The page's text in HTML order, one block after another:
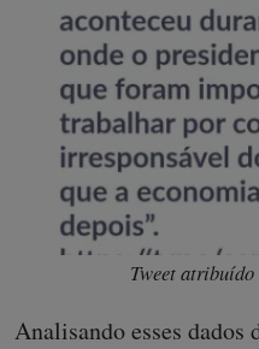
Tweet
Analisando esses dados